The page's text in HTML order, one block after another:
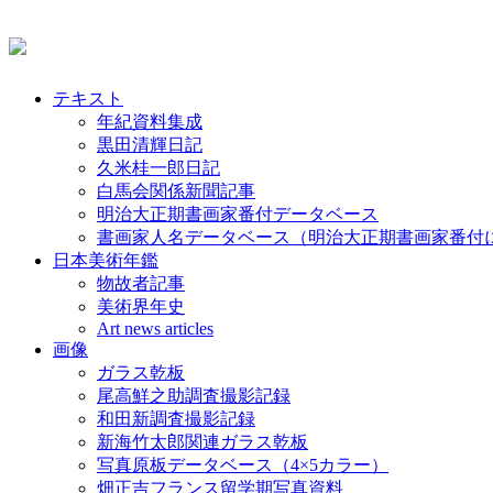
テキスト
年紀資料集成
黒田清輝日記
久米桂一郎日記
白馬会関係新聞記事
明治大正期書画家番付データベース
書画家人名データベース（明治大正期書画家番付
日本美術年鑑
物故者記事
美術界年史
Art news articles
画像
ガラス乾板
尾高鮮之助調査撮影記録
和田新調査撮影記録
新海竹太郎関連ガラス乾板
写真原板データベース（4×5カラー）
畑正吉フランス留学期写真資料